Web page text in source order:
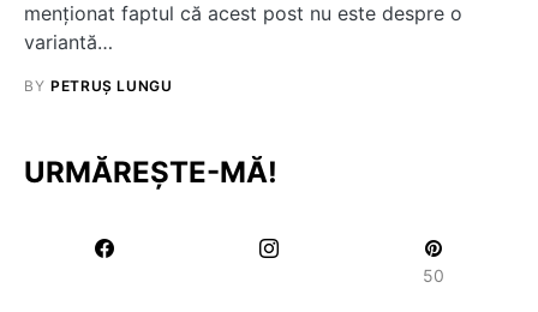
menţionat faptul că acest post nu este despre o
variantă…
BY PETRUȘ LUNGU
URMĂREȘTE-MĂ!
50